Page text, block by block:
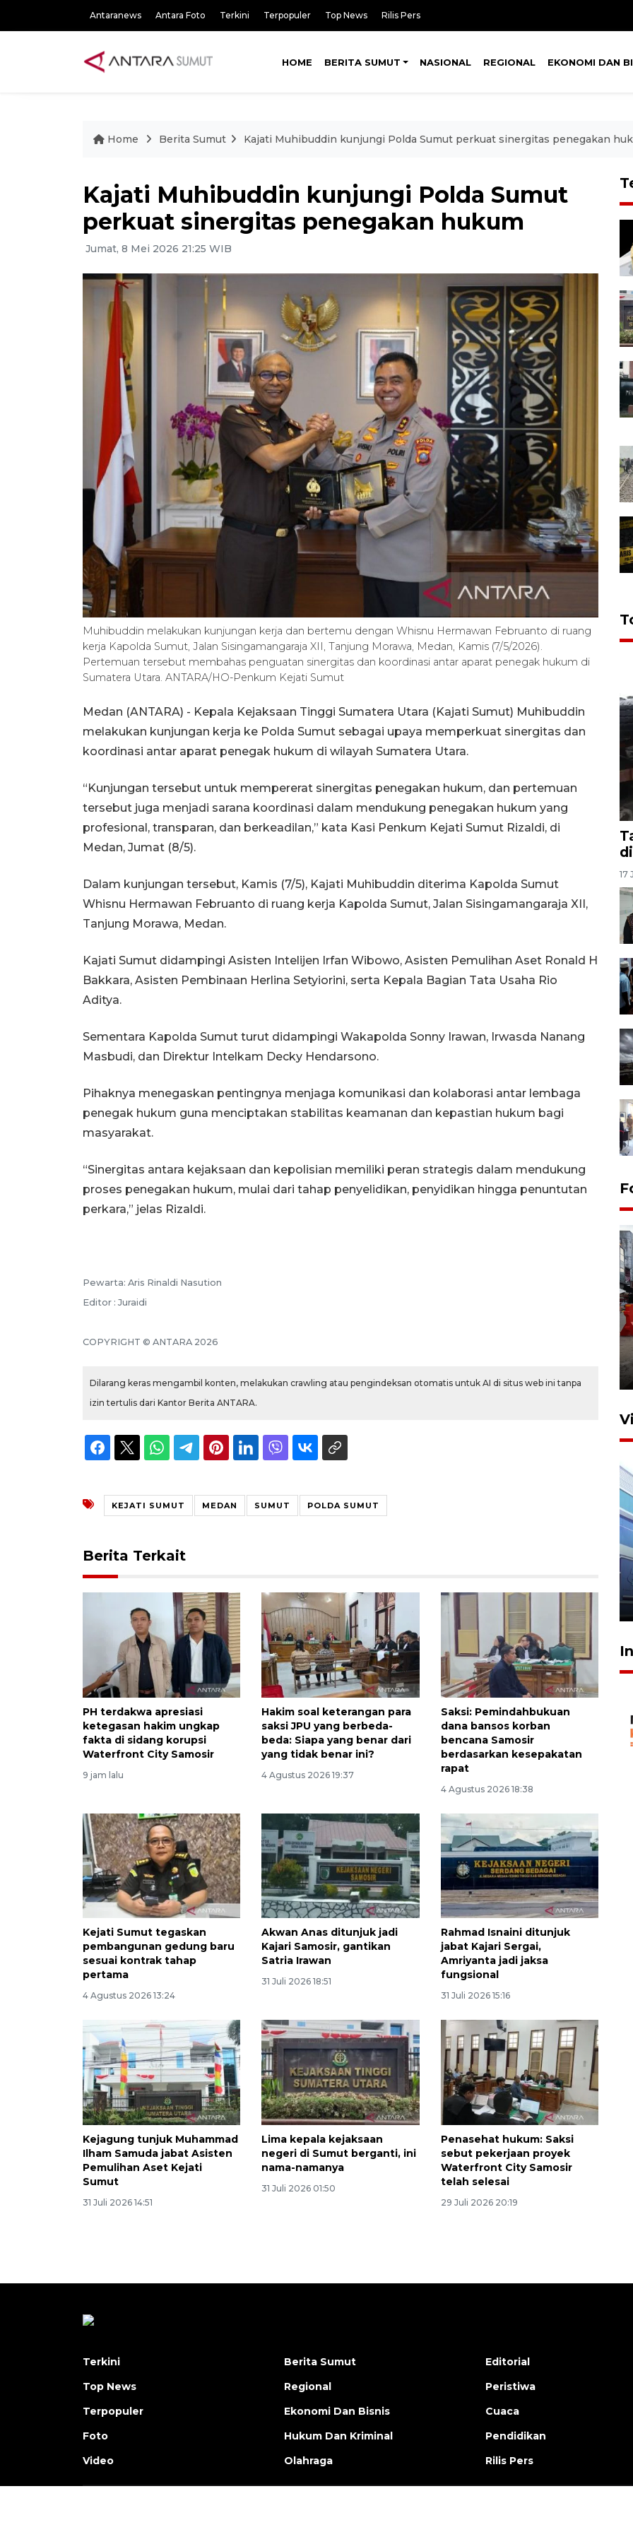
Antaranews Antara Foto Terkini Terpopuler Top News Rilis Pers
HOME BERITA SUMUT NASIONAL REGIONAL EKONOMI DAN
Home Berita Sumut Kajati Muhibuddin kunjungi Polda Sumut perkuat sinergitas penegakan
Kajati Muhibuddin kunjungi Polda Sumut
perkuat sinergitas penegakan hukum
Jumat, 8 Mei 2026 21:25 WIB
Muhibuddin melakukan kunjungan kerja dan bertemu dengan Whisnu Hermawan Februanto di ruang
kerja Kapolda Sumut, Jalan Sisingamangaraja XII, Tanjung Morawa, Medan, Kamis (7/5/2026).
Pertemuan tersebut membahas penguatan sinergitas dan koordinasi antar aparat penegak hukum di
Sumatera Utara. ANTARA/HO-Penkum Kejati Sumut
Medan (ANTARA) - Kepala Kejaksaan Tinggi Sumatera Utara (Kajati Sumut) Muhibuddin
melakukan kunjungan kerja ke Polda Sumut sebagai upaya memperkuat sinergitas dan
koordinasi antar aparat penegak hukum di wilayah Sumatera Utara.
“Kunjungan tersebut untuk mempererat sinergitas penegakan hukum, dan pertemuan
tersebut juga menjadi sarana koordinasi dalam mendukung penegakan hukum yang
profesional, transparan, dan berkeadilan,” kata Kasi Penkum Kejati Sumut Rizaldi, di
Medan, Jumat (8/5).
Dalam kunjungan tersebut, Kamis (7/5), Kajati Muhibuddin diterima Kapolda Sumut
Whisnu Hermawan Februanto di ruang kerja Kapolda Sumut, Jalan Sisingamangaraja XII,
Tanjung Morawa, Medan.
Kajati Sumut didampingi Asisten Intelijen Irfan Wibowo, Asisten Pemulihan Aset Ronald H
Bakkara, Asisten Pembinaan Herlina Setyiorini, serta Kepala Bagian Tata Usaha Rio
Aditya.
Sementara Kapolda Sumut turut didampingi Wakapolda Sonny Irawan, Irwasda Nanang
Masbudi, dan Direktur Intelkam Decky Hendarsono.
Pihaknya menegaskan pentingnya menjaga komunikasi dan kolaborasi antar lembaga
penegak hukum guna menciptakan stabilitas keamanan dan kepastian hukum bagi
masyarakat.
“Sinergitas antara kejaksaan dan kepolisian memiliki peran strategis dalam mendukung
proses penegakan hukum, mulai dari tahap penyelidikan, penyidikan hingga penuntutan
perkara,” jelas Rizaldi.
Pewarta: Aris Rinaldi Nasution
Editor : Juraidi
COPYRIGHT © ANTARA 2026
Dilarang keras mengambil konten, melakukan crawling atau pengindeksan otomatis untuk AI di situs web ini tanpa
izin tertulis dari Kantor Berita ANTARA.
KEJATI SUMUT MEDAN SUMUT POLDA SUMUT
Berita Terkait
PH terdakwa apresiasi
ketegasan hakim ungkap
fakta di sidang korupsi
Waterfront City Samosir
9 jam lalu
Hakim soal keterangan para
saksi JPU yang berbeda-
beda: Siapa yang benar dari
yang tidak benar ini?
4 Agustus 2026 19:37
Saksi: Pemindahbukuan
dana bansos korban
bencana Samosir
berdasarkan kesepakatan
rapat
4 Agustus 2026 18:38
Kejati Sumut tegaskan
pembangunan gedung baru
sesuai kontrak tahap
pertama
4 Agustus 2026 13:24
Akwan Anas ditunjuk jadi
Kajari Samosir, gantikan
Satria Irawan
31 Juli 2026 18:51
Rahmad Isnaini ditunjuk
jabat Kajari Sergai,
Amriyanta jadi jaksa
fungsional
31 Juli 2026 15:16
Kejagung tunjuk Muhammad
Ilham Samuda jabat Asisten
Pemulihan Aset Kejati
Sumut
31 Juli 2026 14:51
Lima kepala kejaksaan
negeri di Sumut berganti, ini
nama-namanya
31 Juli 2026 01:50
Penasehat hukum: Saksi
sebut pekerjaan proyek
Waterfront City Samosir
telah selesai
29 Juli 2026 20:19
17
23 Juli 2026 20:04
Belanja turis asing beri angin
segar bagi ekonomi
2026-08-05 09:00:00
Terkini
Top News
Terpopuler
Foto
Video
Berita Sumut
Regional
Ekonomi Dan Bisnis
Hukum Dan Kriminal
Olahraga
Editorial
Peristiwa
Cuaca
Pendidikan
Rilis Pers